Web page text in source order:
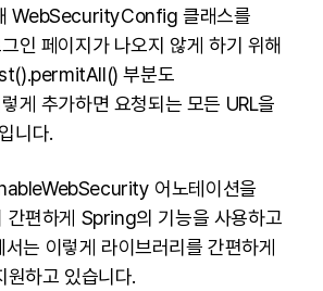
WebSecurityConfig 클래스를
인 페이지가 나오지 않게 하기 위해
부분도
게 추가하면 요청되는 모든 URL을
니다.
어노테이션을
간편하게 Spring의 기능을 사용하고
는 이렇게 라이브러리를 간편하게
원하고 있습니다.